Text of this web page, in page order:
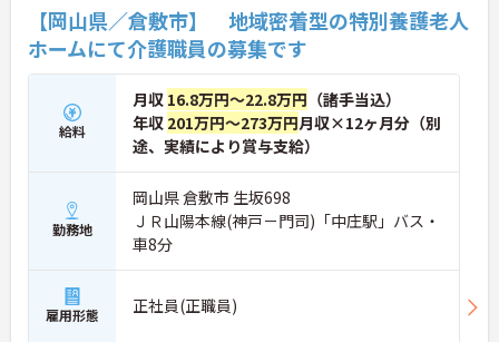
【岡山県／倉敷市】 地域密着型の特別養護老人
ホームにて介護職員の募集です
給料
月収 16.8万円～22.8万円 （諸手当込）
年収 201万円～273万円月収×12ヶ月分（別
途、実績により賞与支給）
勤務地
岡山県 倉敷市 生坂698
ＪＲ山陽本線(神戸－門司)「中庄駅」バス・
車8分
雇用形態 正社員(正職員)